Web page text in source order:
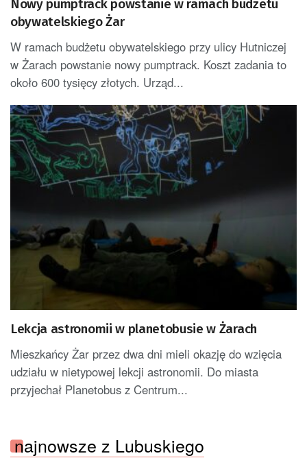
Nowy pumptrack powstanie w ramach budżetu
obywatelskiego Żar
W ramach budżetu obywatelskiego przy ulicy Hutniczej
w Żarach powstanie nowy pumptrack. Koszt zadania to
około 600 tysięcy złotych. Urząd...
Lekcja astronomii w planetobusie w Żarach
Mieszkańcy Żar przez dwa dni mieli okazję do wzięcia
udziału w nietypowej lekcji astronomii. Do miasta
przyjechał Planetobus z Centrum...
najnowsze z Lubuskiego